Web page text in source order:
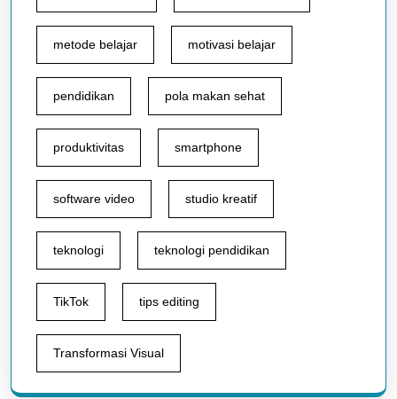
metode belajar motivasi belajar
pendidikan pola makan sehat
produktivitas smartphone
software video studio kreatif
teknologi teknologi pendidikan
TikTok tips editing
Transformasi Visual